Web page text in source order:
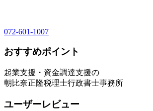
072-601-1007
おすすめポイント
起業支援・資金調達支援の
朝比奈正隆税理士行政書士事務所
ユーザーレビュー